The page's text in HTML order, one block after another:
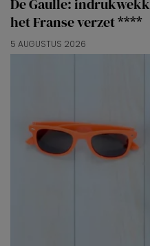
het Franse verzet ****
5 AUGUSTUS 2026